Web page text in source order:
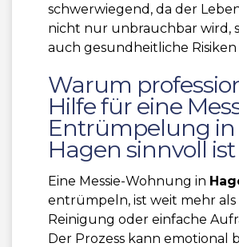
schwerwiegend, da der
nicht nur unbrauchbar wird,
auch gesundheitliche
Warum
Hilfe für eine
Entrümpelung in
Hagen sinnvoll ist
Eine Messie-Wohnung in
entrümpeln, ist weit mehr als
Reinigung oder einfache
Der Prozess kann emotional